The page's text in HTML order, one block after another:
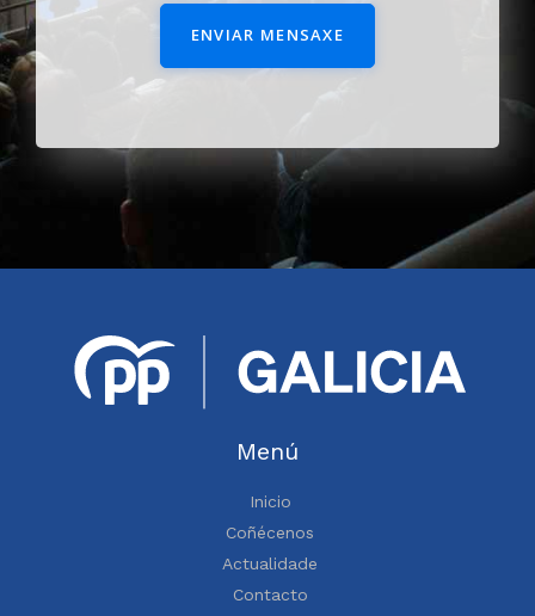
ENVIAR MENSAXE
Menú
Inicio
Coñécenos
Actualidade
Contacto